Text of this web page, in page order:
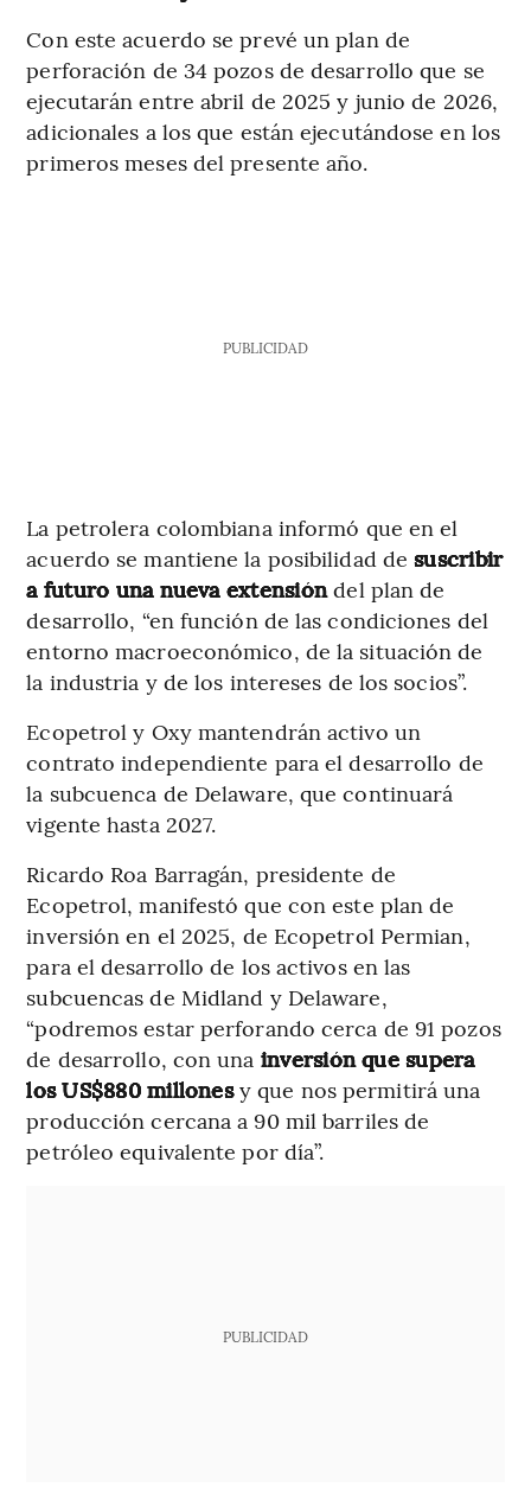
Con este acuerdo se prevé un plan de
perforación de 34 pozos de desarrollo que se
ejecutarán entre abril de 2025 y junio de 2026,
adicionales a los que están ejecutándose en los
primeros meses del presente año.
PUBLICIDAD
La petrolera colombiana informó que en el
acuerdo se mantiene la posibilidad desuscribir
a futuro una nueva extensióndel plan de
desarrollo, “en función de las condiciones del
entorno macroeconómico, de la situación de
la industria y de los intereses de los socios”.
Ecopetrol y Oxy mantendrán activo un
contrato independiente para el desarrollo de
la subcuenca de Delaware, que continuará
vigente hasta 2027.
Ricardo Roa Barragán, presidente de
Ecopetrol, manifestó que con este plan de
inversión en el 2025, de Ecopetrol Permian,
para el desarrollo de los activos en las
subcuencas de Midland y Delaware,
“podremos estar perforando cerca de 91 pozos
de desarrollo, con una inversión que supera
los US$880 millonesy que nos permitirá una
producción cercana a 90 mil barriles de
petróleo equivalente por día”.
PUBLICIDAD